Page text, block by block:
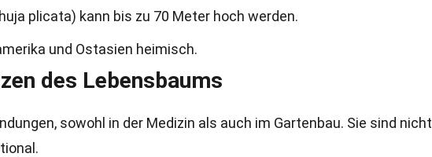
plicata) kann bis zu 70 Meter hoch werden.
und Ostasien heimisch.
des Lebensbaums
sowohl in der Medizin als auch im Gartenbau. Sie sind nicht